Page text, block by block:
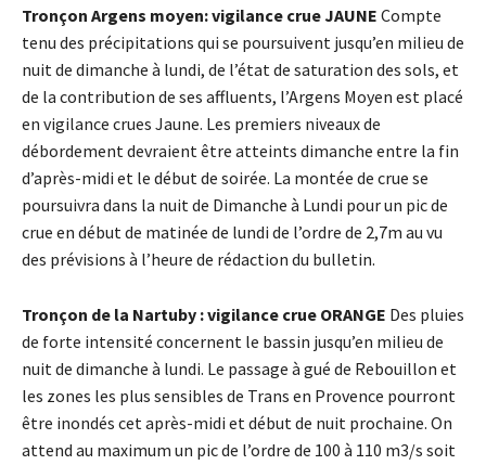
Tronçon Argens moyen: vigilance crue JAUNE Compte
tenu des précipitations qui se poursuivent jusqu’en milieu de
nuit de dimanche à lundi, de l’état de saturation des sols, et
de la contribution de ses affluents, l’Argens Moyen est placé
en vigilance crues Jaune. Les premiers niveaux de
débordement devraient être atteints dimanche entre la fin
d’après-midi et le début de soirée. La montée de crue se
poursuivra dans la nuit de Dimanche à Lundi pour un pic de
crue en début de matinée de lundi de l’ordre de 2,7m au vu
des prévisions à l’heure de rédaction du bulletin.
Tronçon de la Nartuby : vigilance crue ORANGE Des pluies
de forte intensité concernent le bassin jusqu’en milieu de
nuit de dimanche à lundi. Le passage à gué de Rebouillon et
les zones les plus sensibles de Trans en Provence pourront
être inondés cet après-midi et début de nuit prochaine. On
attend au maximum un pic de l’ordre de 100 à 110 m3/s soit